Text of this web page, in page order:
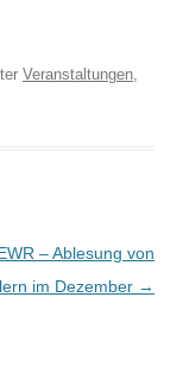
Veranstaltungen,
– Ablesung von
im Dezember →